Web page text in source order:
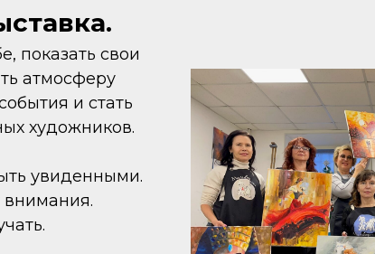
показать свои
атмосферу
и стать
художников.
увиденными.
внимания.